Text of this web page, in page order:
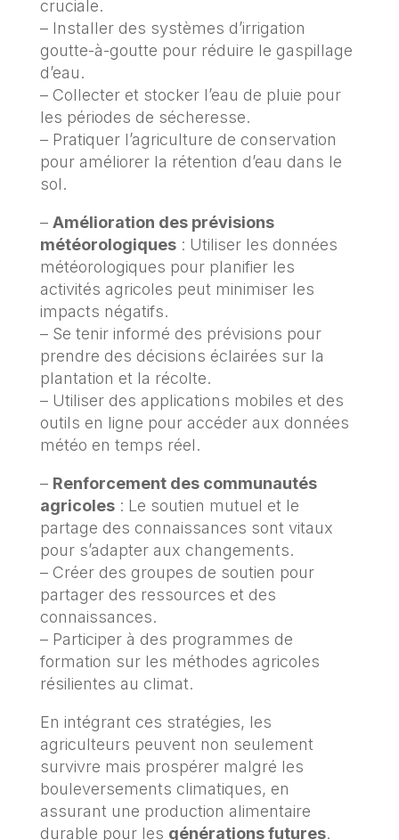
cruciale.
– Installer des systèmes d’irrigation
goutte-à-goutte pour réduire le gaspillage
d’eau.
– Collecter et stocker l’eau de pluie pour
les périodes de sécheresse.
– Pratiquer l’agriculture de conservation
pour améliorer la rétention d’eau dans le
sol.
– Amélioration des prévisions
météorologiques: Utiliser les données
météorologiques pour planifier les
activités agricoles peut minimiser les
impacts négatifs.
– Se tenir informé des prévisions pour
prendre des décisions éclairées sur la
plantation et la récolte.
– Utiliser des applications mobiles et des
outils en ligne pour accéder aux données
météo en temps réel.
– Renforcement des communautés
agricoles: Le soutien mutuel et le
partage des connaissances sont vitaux
pour s’adapter aux changements.
– Créer des groupes de soutien pour
partager des ressources et des
connaissances.
– Participer à des programmes de
formation sur les méthodes agricoles
résilientes au climat.
En intégrant ces stratégies, les
agriculteurs peuvent non seulement
survivre mais prospérer malgré les
bouleversements climatiques, en
assurant une production alimentaire
durable pour les générations futures.